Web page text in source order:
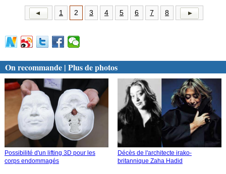
1 2 3 4 5 6 7 8
On recommande | Plus de photos
Possibilité d'un lifting 3D pour les
corps endommagés
Décès de l'architecte irako-
britannique Zaha Hadid